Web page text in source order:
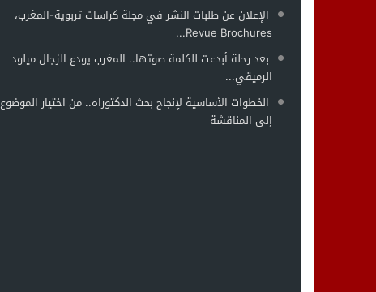
الإعلان عن طلبات النشر في مجلة كراسات تربوية-المغرب،
Revue Brochures...
بعد رحلة أبدعت للكلمة صوتها.. المغرب يودع الزجال ميلود
الرميقي...
الخطوات الأساسية لإنجاح بحث الدكتوراه.. من اختيار الموضوع
إلى المناقشة